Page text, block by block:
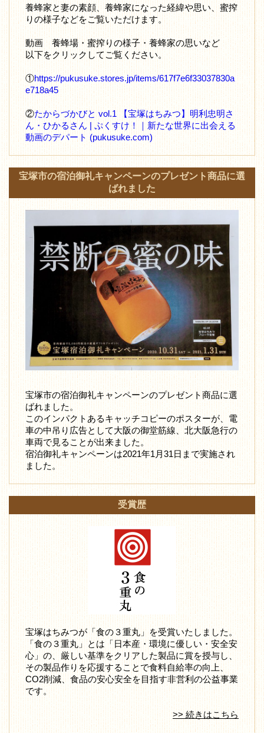
養蜂家と妻の素顔、養蜂家になった経緯や思い、蜜搾
りの様子などをご覧いただけます。
動画 養蜂場・蜜搾りの様子・養蜂家の思いなど
以下をクリックしてご覧ください。
①https://pukusuke.stores.jp/items/617f7e6f33037830a
e718a45
②たからづかびと vol.1 【宝塚はちみつ】明利忠明さ
ん・ひかるさん | ぷくすけ！｜新たな世界に出会える
動画のデパート (pukusuke.com)
宝塚市の宿泊御礼キャンペーンのプレゼント商品に選
ばれました
宝塚市の宿泊御礼キャンペーンのプレゼント商品に選
ばれました。
このインパクトあるキャッチコピーのポスターが、電
車の中吊り広告として大阪の御堂筋線、北大阪急行の
車両で見ることが出来ました。
宿泊御礼キャンペーンは2021年1月31日まで実施され
ました。
受賞歴
宝塚はちみつが「食の３重丸」を受賞いたしました。
「食の３重丸」とは「日本産・環境に優しい・安全安
心」の、厳しい基準をクリアした製品に賞を授与し、
その製品作りを応援することで食料自給率の向上、
CO2削減、食品の安心安全を目指す非営利の公益事業
です。
>> 続きはこちら